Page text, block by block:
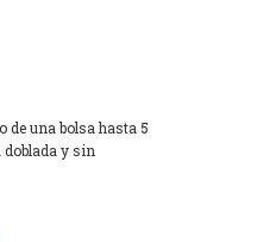
de una bolsa hasta 5
doblada y sin